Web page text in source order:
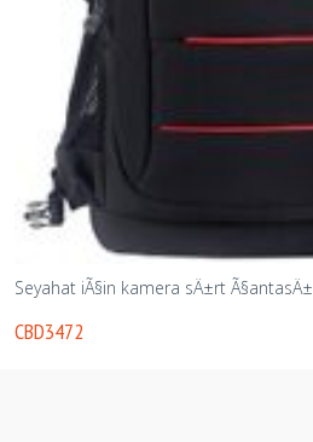
Seyahat iÃ§in kamera sÄ±rt Ã§antasÄ±
CBD3472